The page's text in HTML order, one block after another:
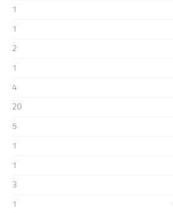
1
1
2
1
4
20
5
1
1
3
1